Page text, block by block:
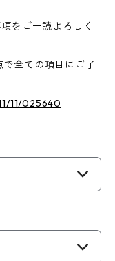
をご一読よろしく
全ての項目にご了
11/025640